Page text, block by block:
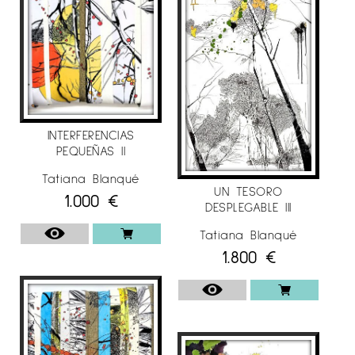
naturals, Pals-Girona. (2018).
Per a més informació de Belles Arts Tatiana
Blanqué aEspai Cavallers Gallery
INTERFERENCIAS
PEQUEÑAS II
Tatiana Blanqué
1.000 €
UN TESORO
DESPLEGABLE III
Tatiana Blanqué
1.800 €